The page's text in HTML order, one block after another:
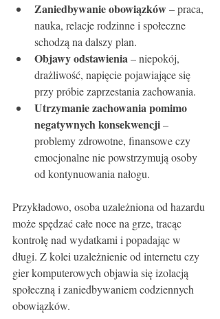
Zaniedbywanie obowiązków – praca,
nauka, relacje rodzinne i społeczne
schodzą na dalszy plan.
Objawy odstawienia – niepokój,
drażliwość, napięcie pojawiające się
przy próbie zaprzestania zachowania.
Utrzymanie zachowania pomimo
negatywnych konsekwencji –
problemy zdrowotne, finansowe czy
emocjonalne nie powstrzymują osoby
od kontynuowania nałogu.
Przykładowo, osoba uzależniona od hazardu
może spędzać całe noce na grze, tracąc
kontrolę nad wydatkami i popadając w
długi. Z kolei uzależnienie od internetu czy
gier komputerowych objawia się izolacją
społeczną i zaniedbywaniem codziennych
obowiązków.